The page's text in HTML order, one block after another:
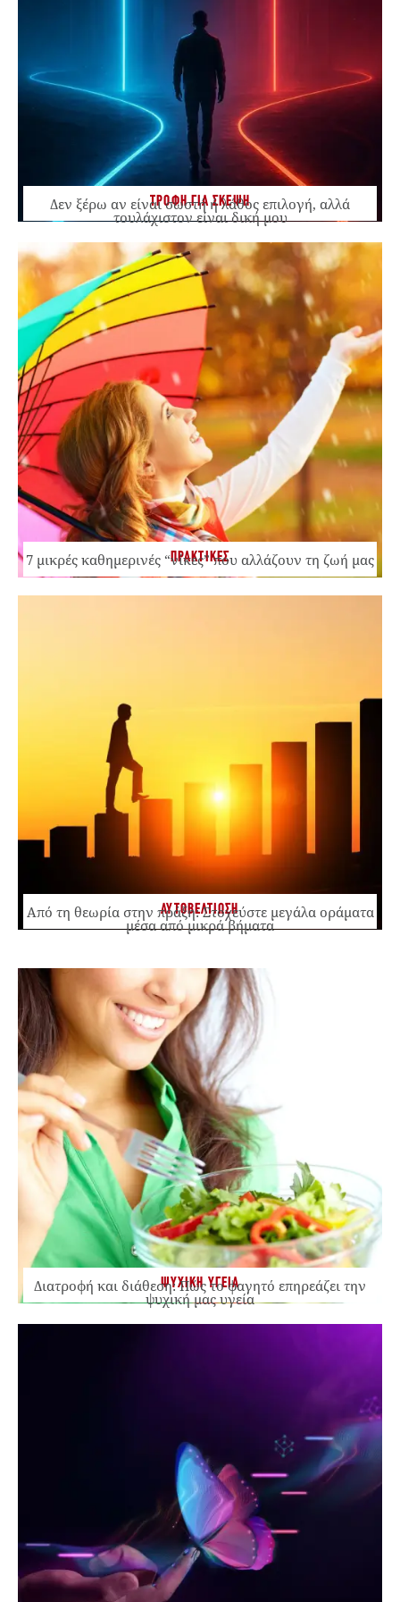
ΤΡΟΦΗ ΓΙΑ ΣΚΕΨΗ
Δεν ξέρω αν είναι σωστή ή λάθος επιλογή, αλλά
τουλάχιστον είναι δική μου
ΠΡΑΚΤΙΚΕΣ
7 μικρές καθημερινές “νίκες” που αλλάζουν τη ζωή μας
ΑΥΤΟΒΕΛΤΙΩΣΗ
Από τη θεωρία στην πράξη: Στοχεύστε μεγάλα οράματα
μέσα από μικρά βήματα
ΨΥΧΙΚΗ ΥΓΕΙΑ
Διατροφή και διάθεση: Πώς το φαγητό επηρεάζει την
ψυχική μας υγεία